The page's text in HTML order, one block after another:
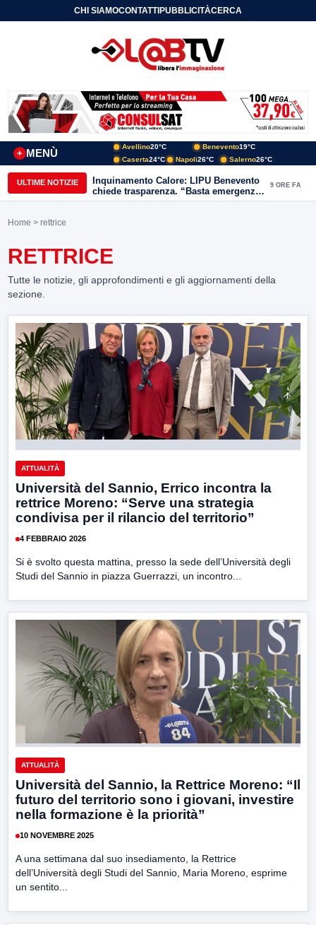
CHI SIAMOCONTATTIPUBBLICITÀCERCA
MENÙ
+
Avellino20°C Benevento19°C
Caserta24°C Napoli26°C Salerno26°C
ULTIME NOTIZIE
Inquinamento Calore: LIPU Benevento
chiede trasparenza. “Basta emergenze:
non possiamo continuare a trattare i
9 ORE FA
Home > rettrice
RETTRICE
Tutte le notizie, gli approfondimenti e gli aggiornamenti della
sezione.
ATTUALITÀ
Università del Sannio, Errico incontra la
rettrice Moreno: “Serve una strategia
condivisa per il rilancio del territorio”
4 FEBBRAIO 2026
Si è svolto questa mattina, presso la sede dell’Università degli
Studi del Sannio in piazza Guerrazzi, un incontro...
ATTUALITÀ
Università del Sannio, la Rettrice Moreno: “Il
futuro del territorio sono i giovani, investire
nella formazione è la priorità”
10 NOVEMBRE 2025
A una settimana dal suo insediamento, la Rettrice
dell’Università degli Studi del Sannio, Maria Moreno, esprime
un sentito...